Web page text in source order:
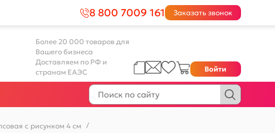
8 800 7009 161 Заказать звонок
Более 20 000 товаров для
Вашего бизнеса
Доставляем по РФ и
странам ЕАЭС
Войти
с рисунком 4 см /